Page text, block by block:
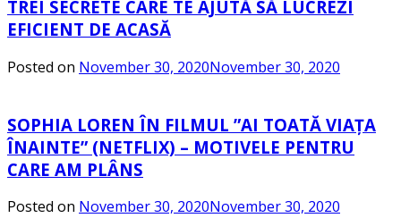
TREI SECRETE CARE TE AJUTĂ SĂ LUCREZI
EFICIENT DE ACASĂ
Posted on November 30, 2020November 30, 2020
SOPHIA LOREN ÎN FILMUL ”AI TOATĂ VIAȚA
ÎNAINTE” (NETFLIX) – MOTIVELE PENTRU
CARE AM PLÂNS
Posted on November 30, 2020November 30, 2020